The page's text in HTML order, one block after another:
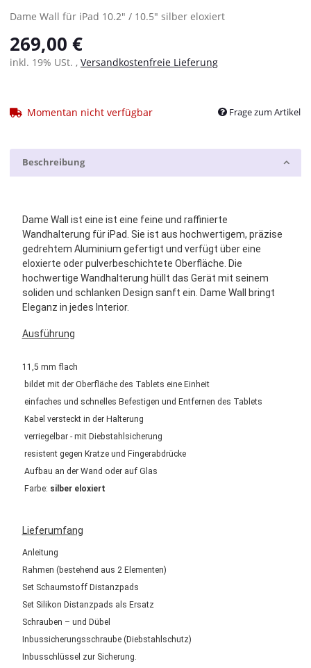
Dame Wall für iPad 10.2" / 10.5" silber eloxiert
269,00 €
inkl. 19% USt. , Versandkostenfreie Lieferung
Momentan nicht verfügbar Frage zum Artikel
Beschreibung
Dame Wall ist eine ist eine feine und raffinierte
Wandhalterung für iPad. Sie ist aus hochwertigem, präzise
gedrehtem Aluminium gefertigt und verfügt über eine
eloxierte oder pulverbeschichtete Oberfläche. Die
hochwertige Wandhalterung hüllt das Gerät mit seinem
soliden und schlanken Design sanft ein. Dame Wall bringt
Eleganz in jedes Interior.
Ausführung
11,5 mm flach
bildet mit der Oberfläche des Tablets eine Einheit
einfaches und schnelles Befestigen und Entfernen des Tablets
Kabel versteckt in der Halterung
verriegelbar - mit Diebstahlsicherung
resistent gegen Kratze und Fingerabdrücke
Aufbau an der Wand oder auf Glas
Farbe: silber eloxiert
Lieferumfang
Anleitung
Rahmen (bestehend aus 2 Elementen)
Set Schaumstoff Distanzpads
Set Silikon Distanzpads als Ersatz
Schrauben – und Dübel
Inbussicherungsschraube (Diebstahlschutz)
Inbusschlüssel zur Sicherung.